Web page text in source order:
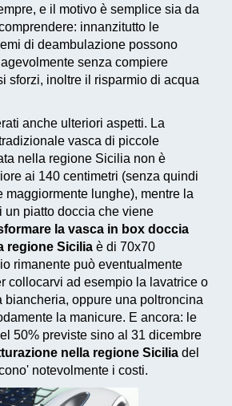
e il motivo è semplice sia da
innanzitutto le
di deambulazione possono
senza compiere
sforzi, inoltre il risparmio di acqua
anche ulteriori aspetti. La
vasca di piccole
nella regione Sicilia non è
ai 140 centimetri (senza quindi
maggiormente lunghe), mentre la
un piatto doccia che viene
la vasca in box doccia
regione Sicilia è di 70x70
rimanente può eventualmente
collocarvi ad esempio la lavatrice o
biancheria, oppure una poltroncina
la manicure. E ancora: le
50% previste sino al 31 dicembre
nella regione Sicilia del
notevolmente i costi.